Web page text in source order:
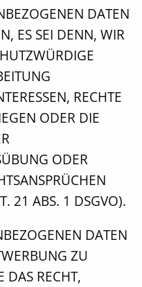
DATEN
ES SEI DENN, WIR
RECHTE
ODER DIE
ODER
21 ABS. 1 DSGVO).
DATEN
ZU
DAS RECHT,